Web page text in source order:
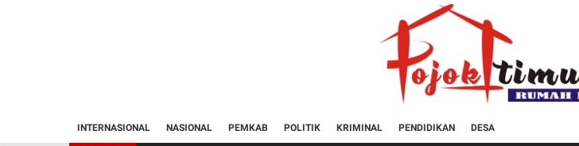
INTERNASIONAL NASIONAL PEMKAB POLITIK KRIMINAL PENDIDIKAN DESA